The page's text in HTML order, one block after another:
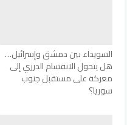
السويداء بين دمشق وإسرائيل…
هل يتحول الانقسام الدرزي إلى
معركة على مستقبل جنوب
سوريا؟